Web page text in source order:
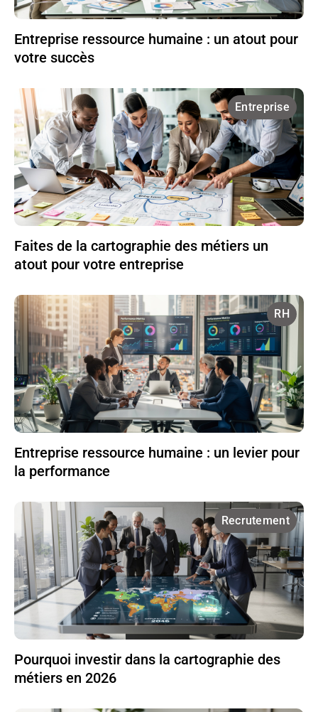
Entreprise ressource humaine : un atout pour
votre succès
Entreprise
Faites de la cartographie des métiers un
atout pour votre entreprise
RH
Entreprise ressource humaine : un levier pour
la performance
Recrutement
Pourquoi investir dans la cartographie des
métiers en 2026